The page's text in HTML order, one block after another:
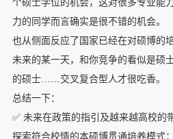
力的同学而言确实是很不错的机会。
也从侧面反应了国家已经在对硕博的
未来的某一天，和你竞争的看似是硕
的硕士……交叉复合型人才很吃香。
总结一下：
✅ 未来在政策的指引及越来越高校的
探索符合校情的本硕博贯通培养模式；